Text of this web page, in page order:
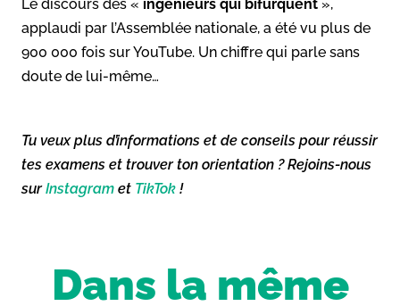
Le discours des « ingénieurs qui bifurquent »,
applaudi par l’Assemblée nationale, a été vu plus de
900 000 fois sur YouTube. Un chiffre qui parle sans
doute de lui-même…
Tu veux plus d’informations et de conseils pour réussir
tes examens et trouver ton orientation ? Rejoins-nous
surInstagram et TikTok !
Dans la même